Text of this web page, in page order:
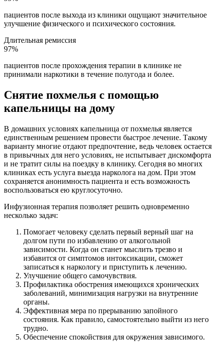
пациентов после выхода из клиники ощущают значительное
улучшение физического и психического состояния.
Длительная ремиссия
97%
пациентов после прохождения терапии в клинике не
принимали наркотики в течение полугода и более.
Снятие похмелья с помощью
капельницы на дому
В домашних условиях капельница от похмелья является
единственным решением провести быстрое лечение. Такому
варианту многие отдают предпочтение, ведь человек остается
в привычных для него условиях, не испытывает дискомфорта
и не тратит силы на поездку в клинику. Сегодня во многих
клиниках есть услуга выезда нарколога на дом. При этом
сохраняется анонимность пациента и есть возможность
воспользоваться ею круглосуточно.
Инфузионная терапия позволяет решить одновременно
несколько задач:
Помогает человеку сделать первый верный шаг на
долгом пути по избавлению от алкогольной
зависимости. Когда он станет мыслить трезво и
избавится от симптомов интоксикации, сможет
записаться к наркологу и приступить к лечению.
Улучшение общего самочувствия.
Профилактика обострения имеющихся хронических
заболеваний, минимизация нагрузки на внутренние
органы.
Эффективная мера по прерыванию запойного
состояния. Как правило, самостоятельно выйти из него
трудно.
Обеспечение спокойствия для окружения зависимого.